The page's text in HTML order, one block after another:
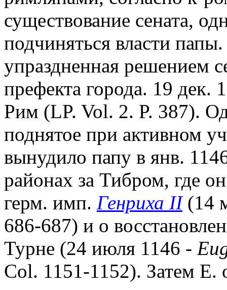
существование cената,
подчиняться власти
упраздненная решением
префекта города. 19 дек.
Рим (LP. Vol. 2. P. 387).
поднятое при активном
вынудило папу в янв.
районах за Тибром, где
герм. имп. Генриха II(14
686-687) и о
Турне (24 июля 1146 -
Col. 1151-1152). Затем Е.